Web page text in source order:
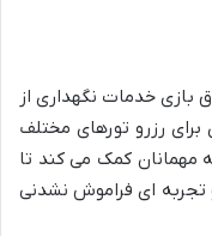
بازی خدمات نگهداری از
رزرو تورهای مختلف
مهمانان کمک می کند تا
تجربه ای فراموش نشدنی